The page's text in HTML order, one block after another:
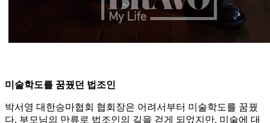
미술학도를 꿈꿨던 법조인
박서영 대한승마협회 협회장은 어려서부터 미술학도를 꿈꿨
다. 부모님의 만류로 법조인의 길을 걷게 되었지만, 미술에 대